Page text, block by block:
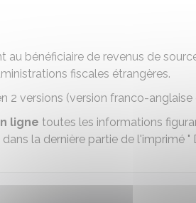
au bénéficiaire de revenus de
fiscales étrangères.
2 versions (version franco-
ligne toutes les informations
la dernière partie de l'imprimé